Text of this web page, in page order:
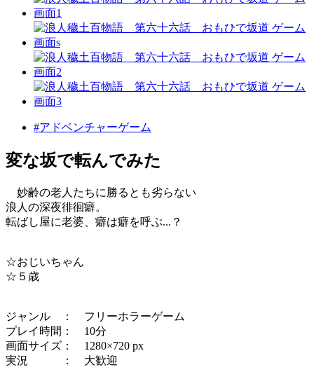
#アドベンチャーゲーム
変な坂で転んでみた
妙齢の老人たちに勝るとも劣らない
浪人の深夜徘徊癖。
転ばし屋に老婆、癖は癖を呼ぶ...？
☆おじいちゃん
☆５歳
ジャンル ： フリーホラーゲーム
プレイ時間： 10分
画面サイズ： 1280×720 px
実況 ： 大歓迎